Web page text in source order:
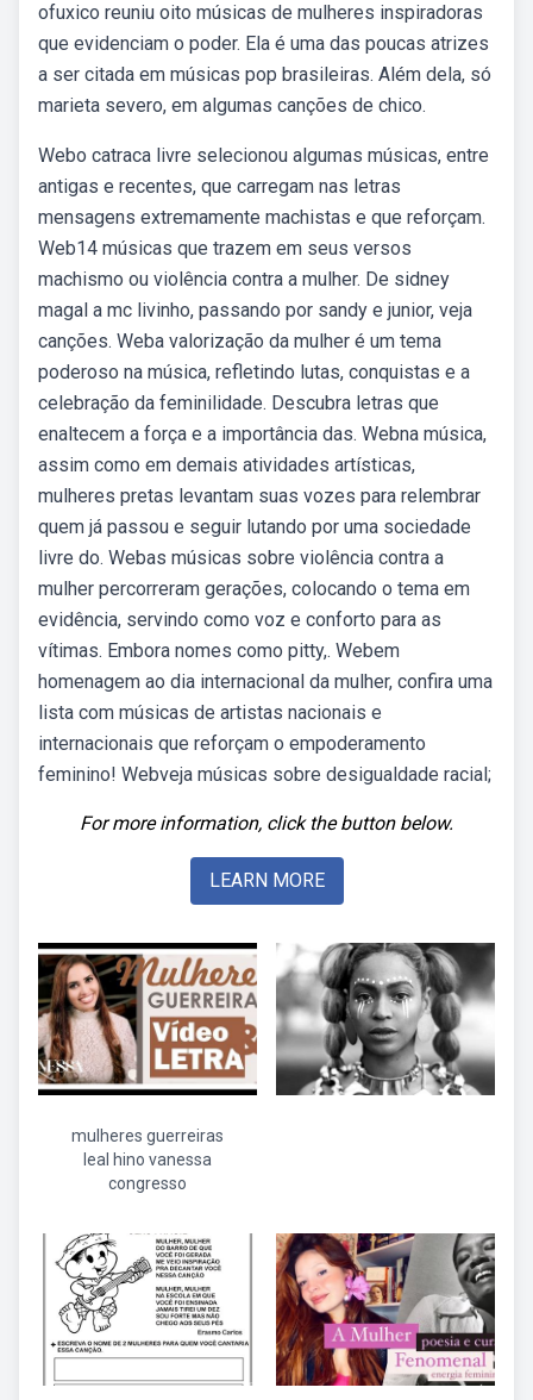
ofuxico reuniu oito músicas de mulheres inspiradoras
que evidenciam o poder. Ela é uma das poucas atrizes
a ser citada em músicas pop brasileiras. Além dela, só
marieta severo, em algumas canções de chico.
Webo catraca livre selecionou algumas músicas, entre
antigas e recentes, que carregam nas letras
mensagens extremamente machistas e que reforçam.
Web14 músicas que trazem em seus versos
machismo ou violência contra a mulher. De sidney
magal a mc livinho, passando por sandy e junior, veja
canções. Weba valorização da mulher é um tema
poderoso na música, refletindo lutas, conquistas e a
celebração da feminilidade. Descubra letras que
enaltecem a força e a importância das. Webna música,
assim como em demais atividades artísticas,
mulheres pretas levantam suas vozes para relembrar
quem já passou e seguir lutando por uma sociedade
livre do. Webas músicas sobre violência contra a
mulher percorreram gerações, colocando o tema em
evidência, servindo como voz e conforto para as
vítimas. Embora nomes como pitty,. Webem
homenagem ao dia internacional da mulher, confira uma
lista com músicas de artistas nacionais e
internacionais que reforçam o empoderamento
feminino! Webveja músicas sobre desigualdade racial;
For more information, click the button below.
LEARN MORE
mulheres guerreiras
leal hino vanessa
congresso